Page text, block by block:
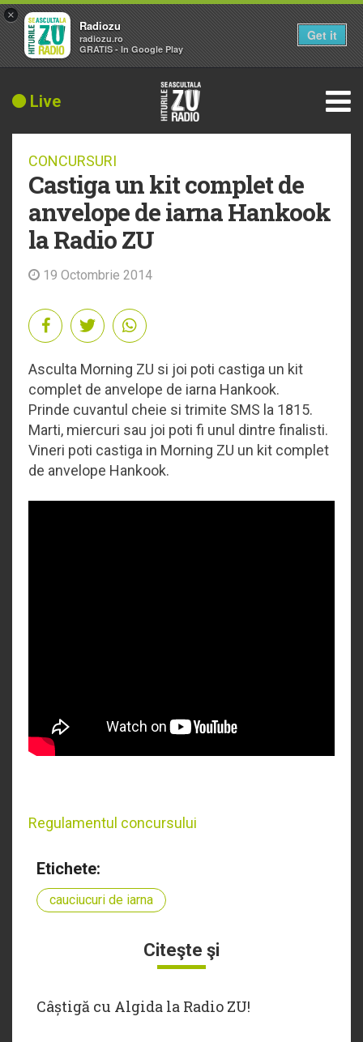
Live
CONCURSURI
Castiga un kit complet de
anvelope de iarna Hankook
la Radio ZU
19 Octombrie 2014
Asculta Morning ZU si joi poti castiga un kit
complet de anvelope de iarna Hankook.
Prinde cuvantul cheie si trimite SMS la 1815.
Marti, miercuri sau joi poti fi unul dintre finalisti.
Vineri poti castiga in Morning ZU un kit complet
de anvelope Hankook.
Regulamentul concursului
Etichete:
cauciucuri de iarna
Citeşte şi
Câștigă cu Algida la Radio ZU!
×
Radiozu
radiozu.ro
GRATIS - In Google Play
Get it